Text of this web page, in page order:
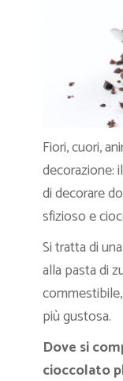
Fiori, cuori,
decorazione: il
di decorare
sfizioso e
Si tratta di
alla pasta di
più gustosa.
Dove si
cioccolato